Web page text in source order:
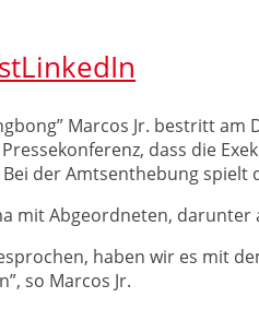
LinkedIn
Marcos Jr. bestritt
dass die
der Amtsenthebung spielt
mit Abgeordneten,
haben wir es mit
so Marcos Jr.